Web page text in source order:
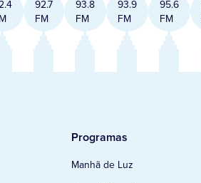
92.7
FM
93.8
FM
93.9
FM
95.6
FM
Programas
Manhã de Luz